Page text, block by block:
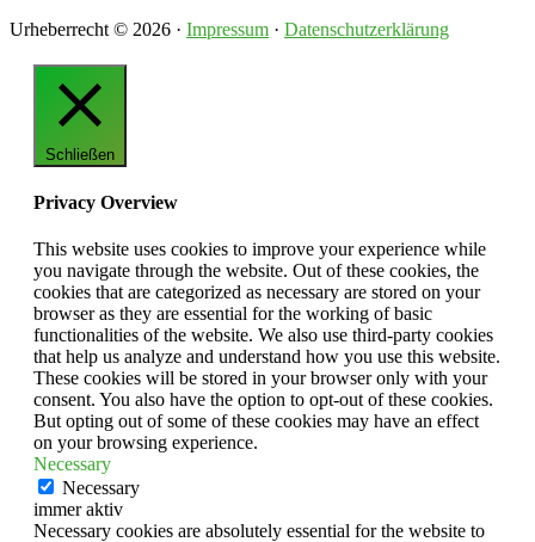
Urheberrecht © 2026 · Impressum · Datenschutzerklärung
Schließen
Privacy Overview
This website uses cookies to improve your experience while
you navigate through the website. Out of these cookies, the
cookies that are categorized as necessary are stored on your
browser as they are essential for the working of basic
functionalities of the website. We also use third-party cookies
that help us analyze and understand how you use this website.
These cookies will be stored in your browser only with your
consent. You also have the option to opt-out of these cookies.
But opting out of some of these cookies may have an effect
on your browsing experience.
Necessary
Necessary
immer aktiv
Necessary cookies are absolutely essential for the website to